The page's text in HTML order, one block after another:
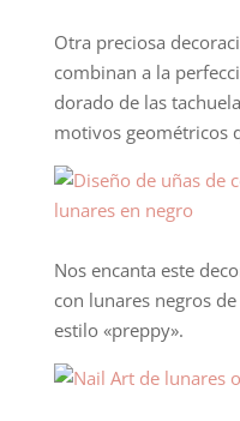
Otra preciosa
combinan a la
dorado de las
motivos geométricos
Nos encanta este
con lunares negros
estilo «preppy».